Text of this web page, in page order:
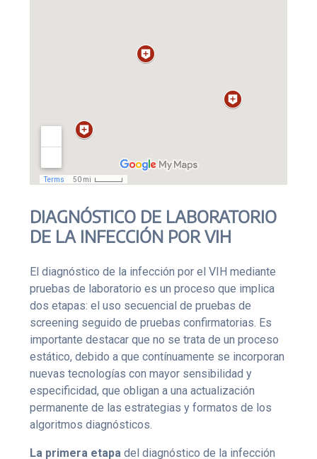
DIAGNÓSTICO DE LABORATORIO
DE LA INFECCIÓN POR VIH
El diagnóstico de la infección por el VIH mediante
pruebas de laboratorio es un proceso que implica
dos etapas: el uso secuencial de pruebas de
screening seguido de pruebas confirmatorias. Es
importante destacar que no se trata de un proceso
estático, debido a que contínuamente se incorporan
nuevas tecnologías con mayor sensibilidad y
especificidad, que obligan a una actualización
permanente de las estrategias y formatos de los
algoritmos diagnósticos.
La primera etapa del diagnóstico de la infección